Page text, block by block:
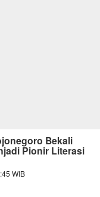
Bekali
Pionir Literasi
WIB